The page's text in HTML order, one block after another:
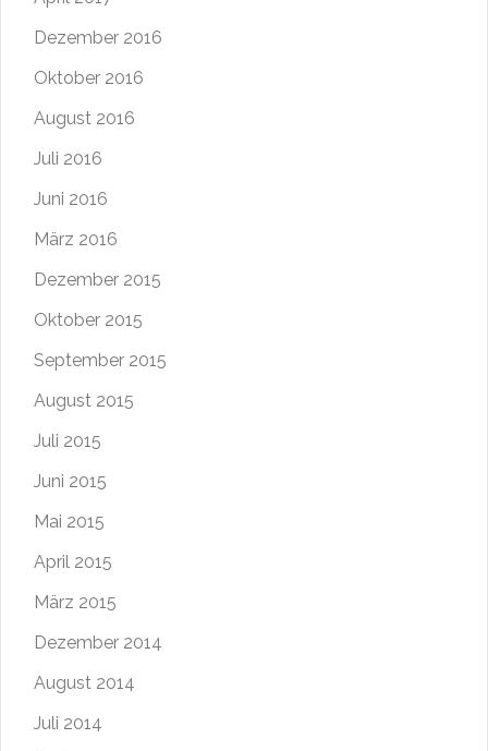
Dezember 2016
Oktober 2016
August 2016
Juli 2016
Juni 2016
März 2016
Dezember 2015
Oktober 2015
September 2015
August 2015
Juli 2015
Juni 2015
Mai 2015
April 2015
März 2015
Dezember 2014
August 2014
Juli 2014